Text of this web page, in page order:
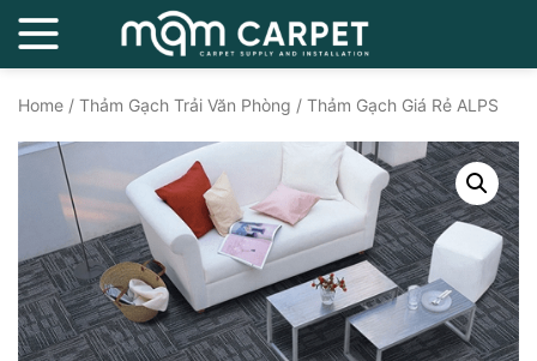
Home / Thảm Gạch Trải Văn Phòng / Thảm Gạch Giá Rẻ ALPS